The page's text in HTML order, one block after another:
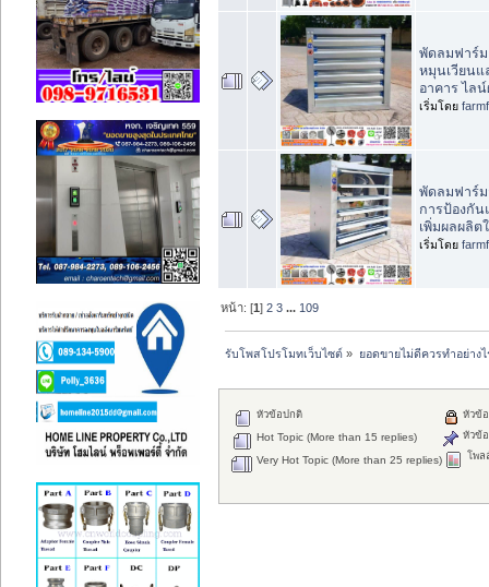
พัดลมฟาร์ม
หมุนเวียนแ
อาคาร ไล
เริ่มโดย
พัดลมฟาร์
การป้องกัน
เพิ่มผลผลิต
เริ่มโดย
หน้า: [1]2 3 ... 109
รับโพสโปรโมทเว็บไซต์ » ยอดขายไม่ดีควรทำอย่างไ
หัวข้อปกติ
Hot Topic (More than 15 replies)
Very Hot Topic (More than 25 replies)
หัวข้
หัวข้
โพล